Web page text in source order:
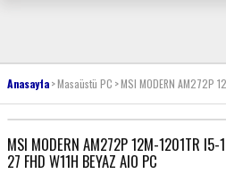
Anasayfa Masaüstü PC MSI MODERN AM272P
MSI MODERN AM272P 12M-1201TR
27 FHD W11H BEYAZ AIO PC